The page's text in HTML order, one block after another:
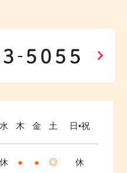
水 木 金 土 日•祝
休 ● ● ◎
休